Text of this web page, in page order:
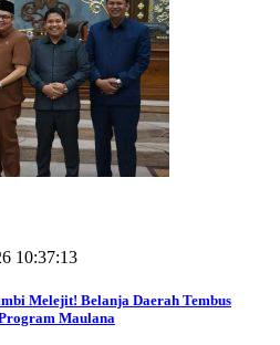
10:37:13
Melejit! Belanja Daerah Tembus
Maulana